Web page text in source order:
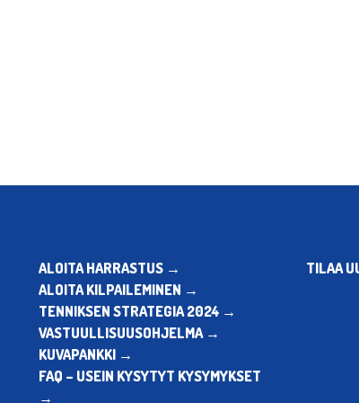
ALOITA HARRASTUS →
ALOITA KILPAILEMINEN →
TENNIKSEN STRATEGIA 2024 →
VASTUULLISUUSOHJELMA →
KUVAPANKKI →
FAQ – USEIN KYSYTYT KYSYMYKSET
→
TILAA